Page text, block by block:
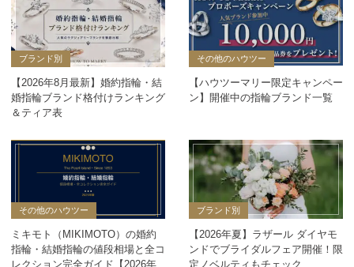
ブランド別
【2026年8月最新】婚約指輪・結
婚指輪ブランド格付けランキング
＆ティア表
その他のハウツー
【ハウツーマリー限定キャンペー
ン】開催中の指輪ブランド一覧
その他のハウツー
ミキモト（MIKIMOTO）の婚約
指輪・結婚指輪の値段相場と全コ
レクション完全ガイド【2026年
ブランド別
【2026年夏】ラザール ダイヤモ
ンドでブライダルフェア開催！限
定ノベルティもチェック